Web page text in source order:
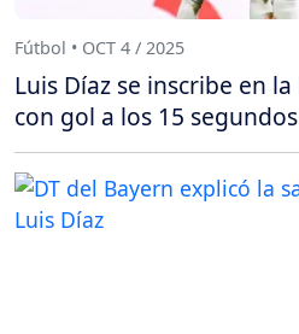
Fútbol • OCT 4 / 2025
Luis Díaz se inscribe en
con gol a los 15 segundos